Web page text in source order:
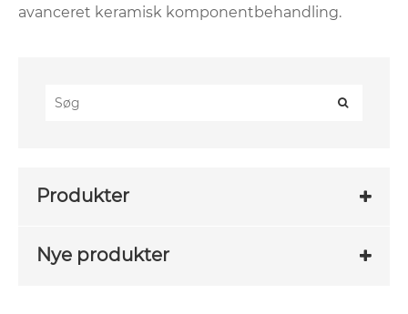
avanceret keramisk komponentbehandling‌.
Produkter
Nye produkter